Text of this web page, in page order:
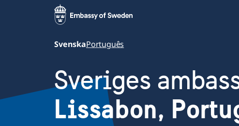
SvenskaPortuguês
Sveriges
Lissabon,